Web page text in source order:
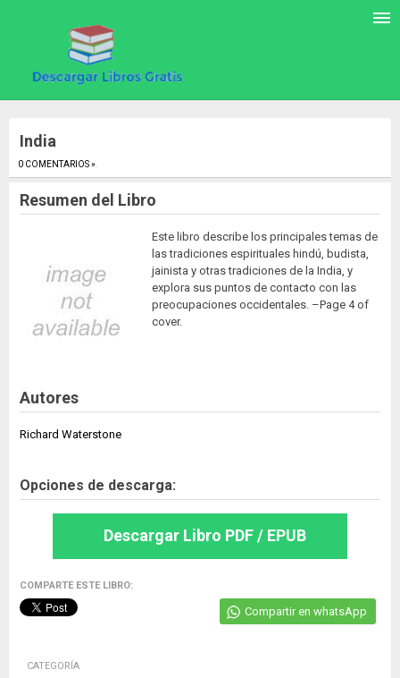
India
0 COMENTARIOS ».
Resumen del Libro
Este libro describe los principales temas de
las tradiciones espirituales hindú, budista,
jainista y otras tradiciones de la India, y
explora sus puntos de contacto con las
preocupaciones occidentales. –Page 4 of
cover.
Autores
Richard Waterstone
Opciones de descarga:
Descargar Libro PDF / EPUB
COMPARTE ESTE LIBRO:
Compartir en whatsApp
CATEGORÍA